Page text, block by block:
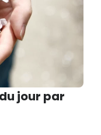
que nous
cessation
mouvement qui
qu'elle mérite.
jour par